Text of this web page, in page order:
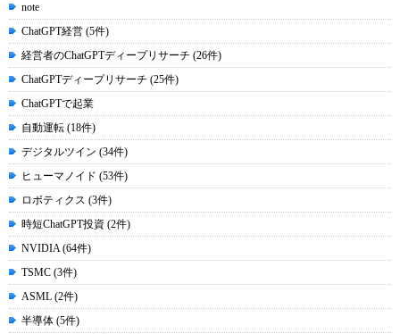
note
ChatGPT経営 (5件)
経営者のChatGPTディープリサーチ (26件)
ChatGPTディープリサーチ (25件)
ChatGPTで起業
自動運転 (18件)
デジタルツイン (34件)
ヒューマノイド (53件)
ロボティクス (3件)
時短ChatGPT投資 (2件)
NVIDIA (64件)
TSMC (3件)
ASML (2件)
半導体 (5件)